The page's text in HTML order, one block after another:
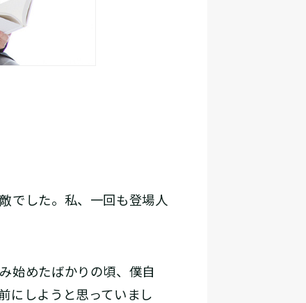
でした。私、一回も登場人
始めたばかりの頃、僕自
にしようと思っていまし